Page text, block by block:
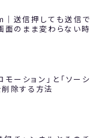
｜送信押しても送信で
面のまま変わらない時
ーション」と「ソーシ
削除する方法